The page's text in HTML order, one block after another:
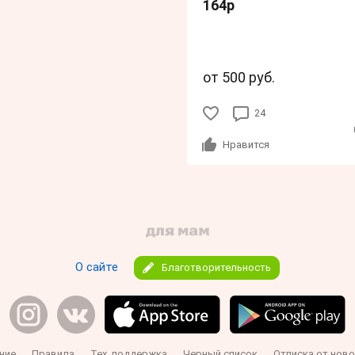
164р
от 500 руб.
24
Нравится
О сайте Благотворительность